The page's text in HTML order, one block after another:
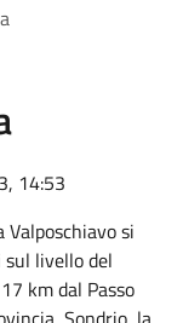
14:53
si
livello del
km dal Passo